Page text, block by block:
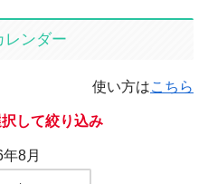
レンダー
使い方はこちら
して絞り込み
8月